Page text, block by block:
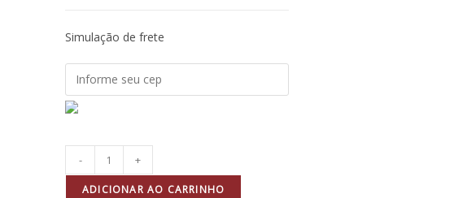
Simulação de frete
- +
ADICIONAR AO CARRINHO